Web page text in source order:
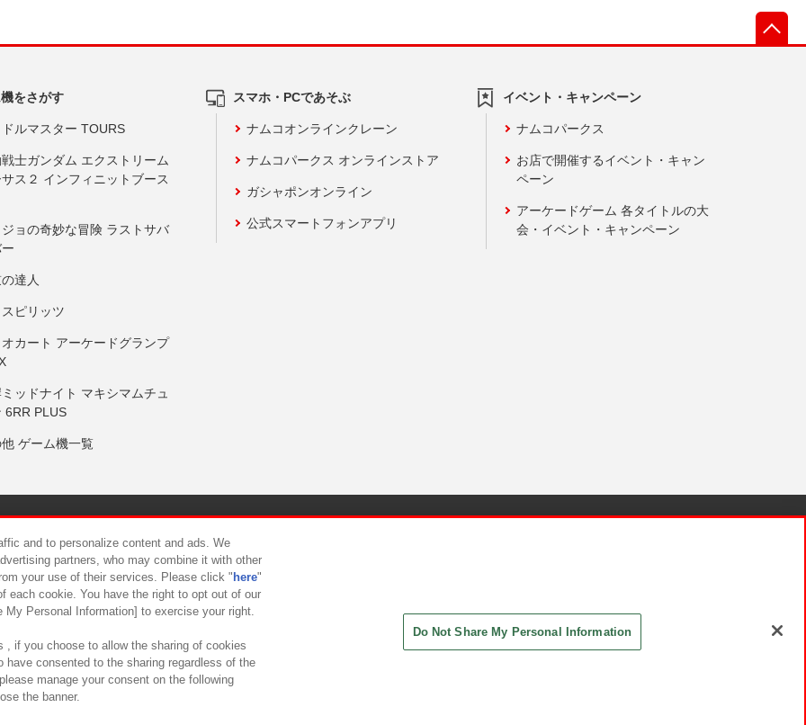
をさがす
ルマスター TOURS
士ガンダム エクストリーム
ス２ インフィニットブース
ョの奇妙な冒険 ラストサバ
達人
ピリッツ
カート アーケードグランプ
ッドナイト マキシマムチュ
6RR PLUS
ゲーム機一覧
スマホ・PCであそぶ
ナムコオンラインクレーン
ナムコパークス オンラインストア
ガシャポンオンライン
公式スマートフォンアプリ
イベント・キャンペーン
ナムコパークス
お店で開催するイベント・キャン
ペーン
アーケードゲーム 各タイトルの大
会・イベント・キャンペーン
について カスタマーハラスメント対応方針
and to personalize content and ads. We
partners, who may combine it with other
your use of their services. Please click " here"
each cookie. You have the right to opt out of our
Personal Information] to exercise your right.
, if you choose to allow the sharing of cookies
have consented to the sharing regardless of the
manage your consent on the following
the banner.
Do Not Share My Personal Information